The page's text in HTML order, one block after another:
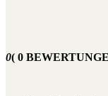
0( 0